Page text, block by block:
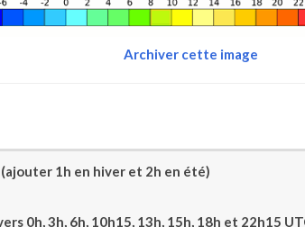
Archiver cette image
1h en hiver et 2h en été)
0h, 3h, 6h, 10h15, 13h, 15h, 18h et 22h15